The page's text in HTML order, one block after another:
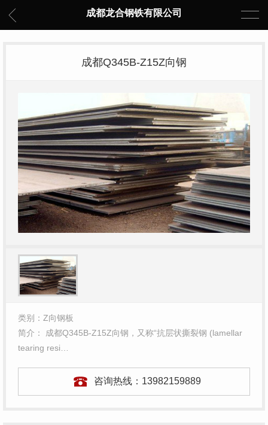
成都龙合钢铁有限公司
成都Q345B-Z15Z向钢
类别：Z向钢板
简介： 成都Q345B-Z15Z向钢，又称“抗层状撕裂钢 (lamellar
tearing resi…
咨询热线： 13982159889